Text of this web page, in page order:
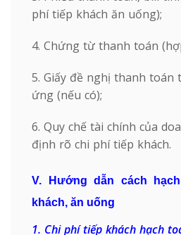
phí tiếp khách ăn uống);
4. Chứng từ thanh toán
5. Giấy đề nghị thanh toán
ứng (nếu có);
6. Quy chế tài chính của
định rõ chi phí tiếp khách.
V. Hướng dẫn cách
khách, ăn uống
1. Chi phí tiếp khách hạch